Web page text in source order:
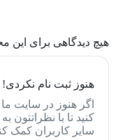
هیچ دیدگاهی برای
هنوز ثبت نام نکردی!
اگر هنوز در سایت
کنید تا با نظراتتون
سایر کاربران کمک